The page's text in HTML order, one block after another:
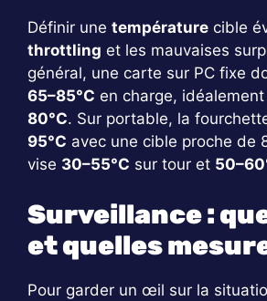
Définir une température cible
throttling et les mauvaises
général, une carte sur PC fixe
65–85°C en charge,
80°C. Sur portable, la
95°C avec une cible proche de
vise 30–55°C sur tour et
Surveillance :
et quelles
Pour garder un œil sur la